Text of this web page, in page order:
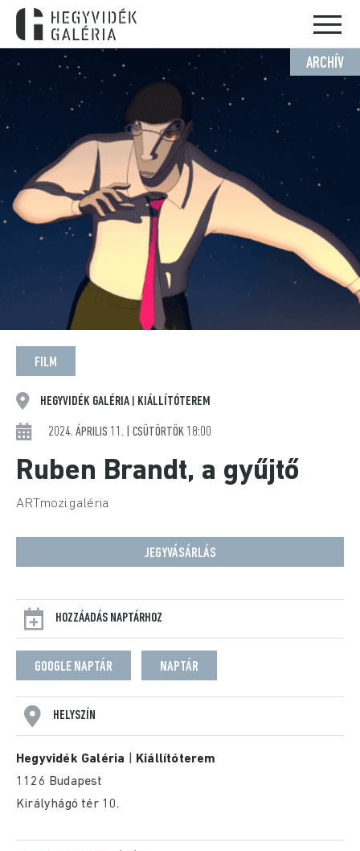
ARCHÍV
FILM
HEGYVIDÉK GALÉRIA KIÁLLÍTÓTEREM
2024. ÁPRILIS 11. | CSÜTÖRTÖK 18:00
Ruben Brandt, a gyűjtő
ARTmozi.galéria
JEGYVÁSÁRLÁS
HOZZÁADÁS NAPTÁRHOZ
GOOGLE NAPTÁR NAPTÁR
HELYSZÍN
Hegyvidék Galéria
Kiállítóterem
1126 Budapest
Királyhágó tér 10.